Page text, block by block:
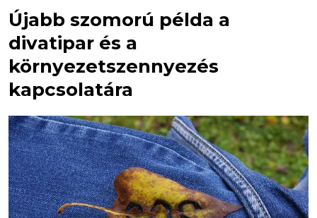
Újabb szomorú példa a
divatipar és a
környezetszennyezés
kapcsolatára